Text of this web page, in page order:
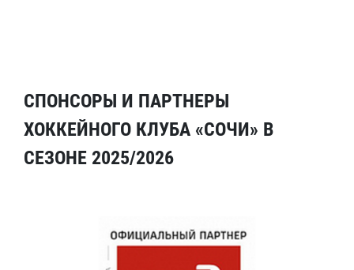
СПОНСОРЫ И ПАРТНЕРЫ
ХОККЕЙНОГО КЛУБА «СОЧИ» В
СЕЗОНЕ 2025/2026